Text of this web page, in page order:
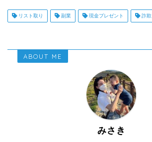
リスト取り 副業 現金プレゼント 詐欺
ABOUT ME
みさき